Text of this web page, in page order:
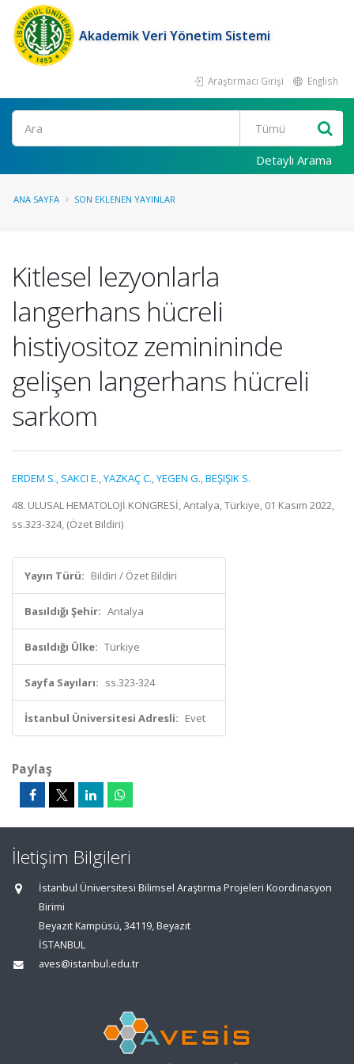
Akademik Veri Yönetim Sistemi
Araştırmacı Girişi English
Ara
Detaylı Arama
ANA SAYFA SON EKLENEN YAYINLAR
Kitlesel lezyonlarla
langerhans hücreli
histiyositoz zeminininde
gelişen langerhans hücreli
sarkom
ERDEM S., SAKCI E.,YAZKAÇ C.,YEGEN G.,BEŞIŞIK S.
48. ULUSAL HEMATOLOJİ KONGRESİ, Antalya, Türkiye, 01 Kasım 2022,
ss.323-324, (Özet Bildiri)
Yayın Türü: Bildiri / Özet Bildiri
Basıldığı Şehir: Antalya
Basıldığı Ülke: Türkiye
Sayfa Sayıları: ss.323-324
İstanbul Üniversitesi Adresli: Evet
Paylaş
İletişim Bilgileri
İstanbul Üniversitesi Bilimsel Araştırma Projeleri Koordinasyon
Birimi
Beyazıt Kampüsü, 34119, Beyazıt
İSTANBUL
aves@istanbul.edu.tr